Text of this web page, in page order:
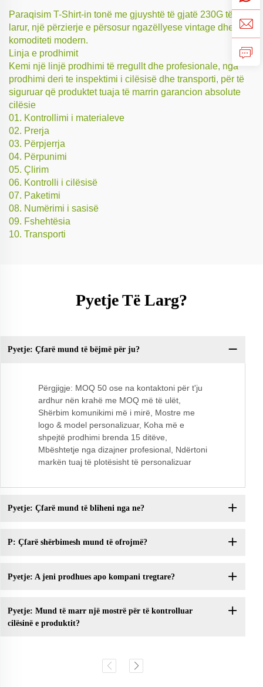
Paraqisim T-Shirt-in tonë me gjuyshtë të gjatë 230G të
larur, një përzierje e përsosur ngazëllyese vintage dhe
komoditeti modern.
Linja e prodhimit
Kemi një linjë prodhimi të rregullt dhe profesionale, nga
prodhimi deri te inspektimi i cilësisë dhe transporti, për të
siguruar që produktet tuaja të marrin garancion absolute
cilësie
01. Kontrollimi i materialeve
02. Prerja
03. Përpjerrja
04. Përpunimi
05. Çlirim
06. Kontrolli i cilësisë
07. Paketimi
08. Numërimi i sasisë
09. Fshehtësia
10. Transporti
Pyetje Të Larg?
Pyetje: Çfarë mund të bëjmë për ju?
Përgjigje: MOQ 50 ose na kontaktoni për t'ju
ardhur nën krahë me MOQ më të ulët,
Shërbim komunikimi më i mirë, Mostre me
logo & model personalizuar, Koha më e
shpejtë prodhimi brenda 15 ditëve,
Mbështetje nga dizajner profesional, Ndërtoni
markën tuaj të plotësisht të personalizuar
Pyetje: Çfarë mund të bliheni nga ne?
P: Çfarë shërbimesh mund të ofrojmë?
Pyetje: A jeni prodhues apo kompani tregtare?
Pyetje: Mund të marr një mostrë për të kontrolluar
cilësinë e produktit?